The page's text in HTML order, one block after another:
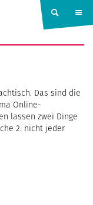
Das sind die
Online-
lassen zwei Dinge
2. nicht jeder